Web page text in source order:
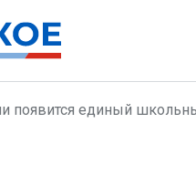
появится единый